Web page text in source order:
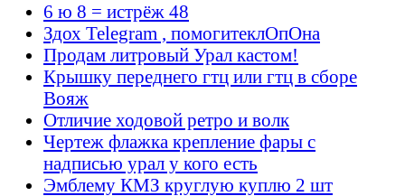
6 ю 8 = истрёж 48
Здох Telegram , помогитеклОпОна
Продам литровый Урал кастом!
Крышку переднего гтц или гтц в сборе
Вояж
Отличие ходовой ретро и волк
Чертеж флажка крепление фары с
надписью урал у кого есть
Эмблему КМЗ круглую куплю 2 шт